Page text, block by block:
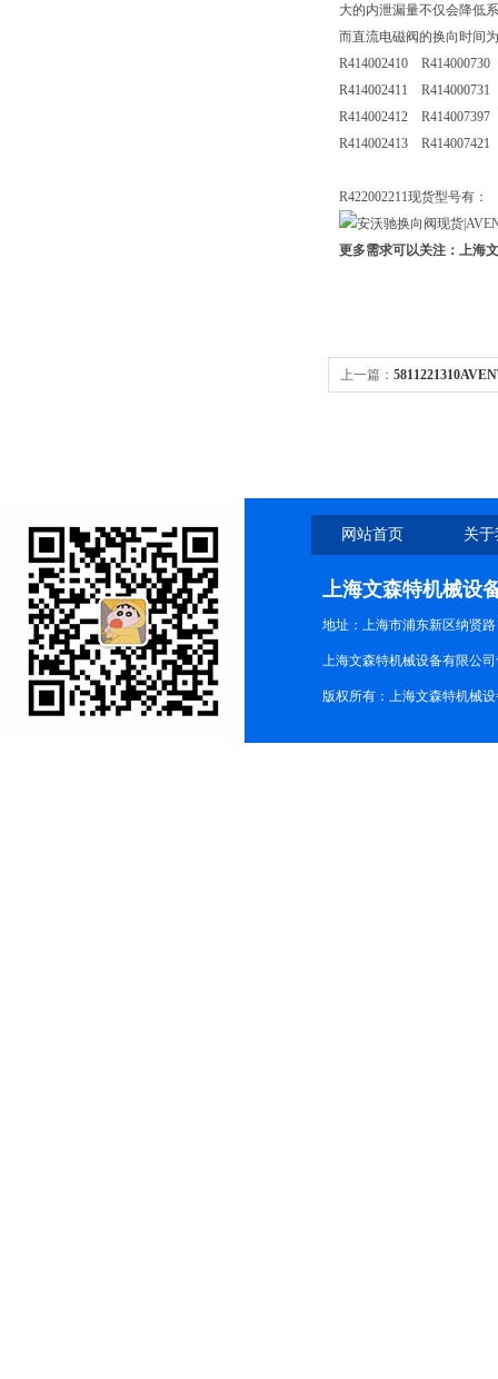
大的内泄漏量不仅会降低
而直流电磁阀的换向时间
R414002410
R414002411
R414002412
R414002413 R414007421
R422002211现货型号有：
更多需求可以关注：上海
上一篇：
网站首页 关
上海文森特机械设
地址：上海市浦东新区纳贤路
上海文森特机械设备有限公
版权所有：上海文森特机械